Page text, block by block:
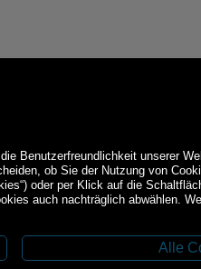
Benutzerfreundlichkeit unserer
ob Sie der Nutzung von
oder per Klick auf die
auch nachträglich abwählen.
Alle